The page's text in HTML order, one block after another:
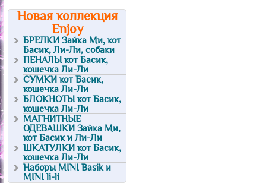
Новая коллекция
Enjoy
БРЕЛКИ Зайка Ми, кот
Басик, Ли-Ли, собаки
ПЕНАЛЫ кот Басик,
кошечка Ли-Ли
СУМКИ кот Басик,
кошечка Ли-Ли
БЛОКНОТЫ кот Басик,
кошечка Ли-Ли
МАГНИТНЫЕ
ОДЕВАШКИ Зайка Ми,
кот Басик и Ли-Ли
ШКАТУЛКИ кот Басик,
кошечка Ли-Ли
Наборы MINI Basik и
MINI li-li